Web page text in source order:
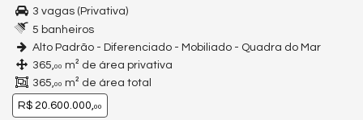
3 vagas (Privativa)
5 banheiros
Alto Padrão - Diferenciado - Mobiliado - Quadra do Mar
365,00 m² de área privativa
365,00 m² de área total
R$ 20.600.000,00